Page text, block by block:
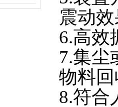
震动
6.高效
7.集尘
物料
8.符合